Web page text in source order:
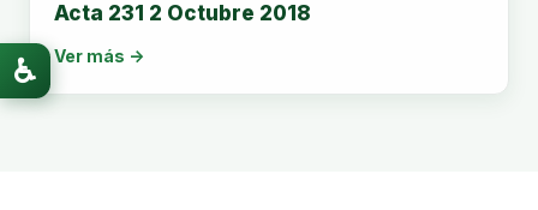
Acta 231 2 Octubre 2018
Ver más →
♿